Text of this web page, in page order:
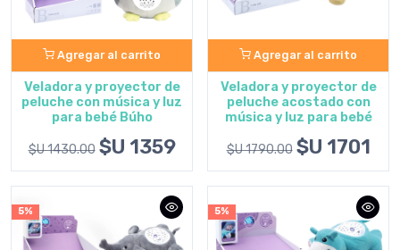
Agregar al carrito
Veladora y proyector de
peluche con música y luz
para bebé Búho
$U 1430.00 $U 1359
Agregar al carrito
Veladora y proyector de
peluche acostado con
música y luz para bebé
$U 1790.00 $U 1701
5% 5%